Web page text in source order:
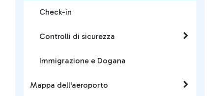
Check-in
Controlli di sicurezza
Immigrazione e Dogana
Mappa dell'aeroporto